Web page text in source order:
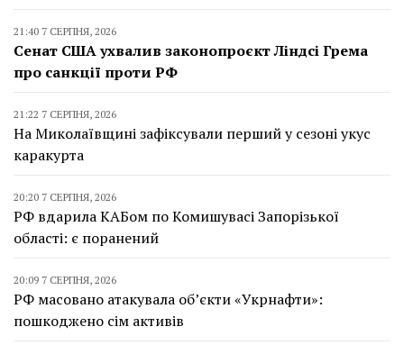
21:40 7 СЕРПНЯ, 2026
Сенат США ухвалив законопроєкт Ліндсі Грема
про санкції проти РФ
21:22 7 СЕРПНЯ, 2026
На Миколаївщині зафіксували перший у сезоні укус
каракурта
20:20 7 СЕРПНЯ, 2026
РФ вдарила КАБом по Комишувасі Запорізької
області: є поранений
20:09 7 СЕРПНЯ, 2026
РФ масовано атакувала об’єкти «Укрнафти»:
пошкоджено сім активів